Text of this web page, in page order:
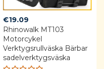
€19.09
Rhinowalk MT103
Motorcykel
Verktygsrullväska Bärbar
sadelverktygsväska